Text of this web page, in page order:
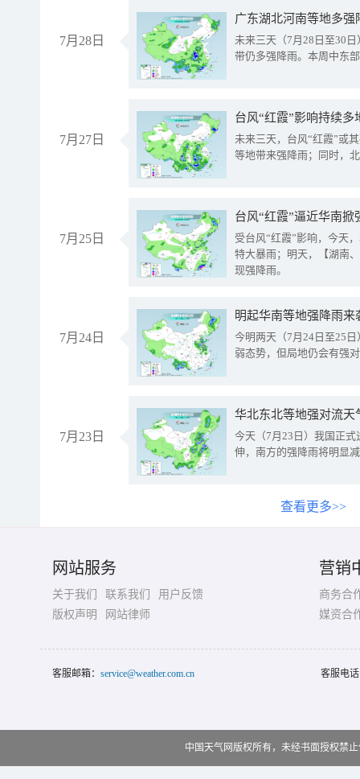
7月28日
广东湖北河南等地多
未来三天（7月28日至30
带仍多强降雨。本周中东
7月27日
台风“红霞”影响持续
未来三天，台风“红霞”或
等地带来强降雨；同时，
7月25日
台风“红霞”逼近华南
受台风“红霞”影响，今天
特大暴雨；明天，【湖南
现强降雨。
7月24日
明起华南等地强降雨
今明两天（7月24日至25
弱态势，但局地仍会有强
7月23日
华北东北等地强对流天
今天（7月23日）我国正
伸，南方的强降雨将明显
查看更多>>
网站服务
关于我们 联系我们
用户反馈
版权声明
网站律师
营销
商务合
媒资合
客服邮箱： service@weather.com.cn 客服电
中国天气网版权所有，未经书面授权